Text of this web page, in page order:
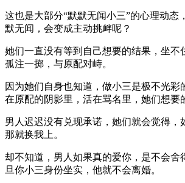
这也是大部分“默默无闻小三”的心理动态
默无闻，会变成主动挑衅呢？
她们一直没有等到自己想要的结果，坐不
孤注一掷，与原配对峙。
因为她们自身也知道，做小三是极不光彩
在原配的阴影里，活在骂名里，她们想要
男人迟迟没有兑现承诺，她们就会觉得，
那就换我上。
却不知道，男人如果真的爱你，是不会舍
旦你小三身份坐实，他就不会离婚。